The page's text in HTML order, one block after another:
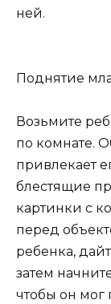
ней.
Поднятие
Возьмите
по комнате.
привлекает
блестящие
картинки с
перед
ребенка,
затем
чтобы он мог